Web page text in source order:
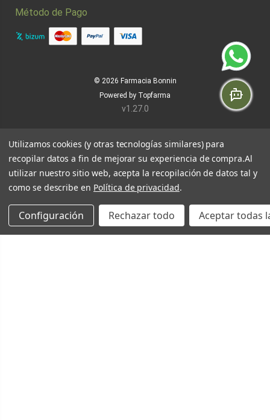
Método de Pago
© 2026 Farmacia Bonnin
Powered by Topfarma
v1.27.0
Utilizamos cookies (y otras tecnologías similares) para
recopilar datos a fin de mejorar su experiencia de compra.Al
utilizar nuestro sitio web, acepta la recopilación de datos tal y
como se describe en Política de privacidad.
Configuración Rechazar todo Aceptar todas